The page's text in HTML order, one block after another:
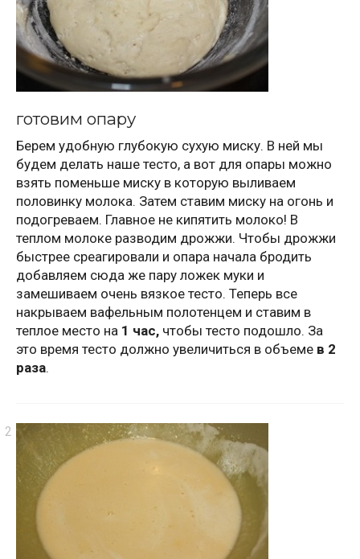
готовим опару
Берем удобную глубокую сухую миску. В ней мы
будем делать наше тесто, а вот для опары можно
взять поменьше миску в которую выливаем
половинку молока. Затем ставим миску на огонь и
подогреваем. Главное не кипятить молоко! В
теплом молоке разводим дрожжи. Чтобы дрожжи
быстрее среагировали и опара начала бродить
добавляем сюда же пару ложек муки и
замешиваем очень вязкое тесто. Теперь все
накрываем вафельным полотенцем и ставим в
теплое место на 1 час, чтобы тесто подошло. За
это время тесто должно увеличиться в объеме в 2
раза.